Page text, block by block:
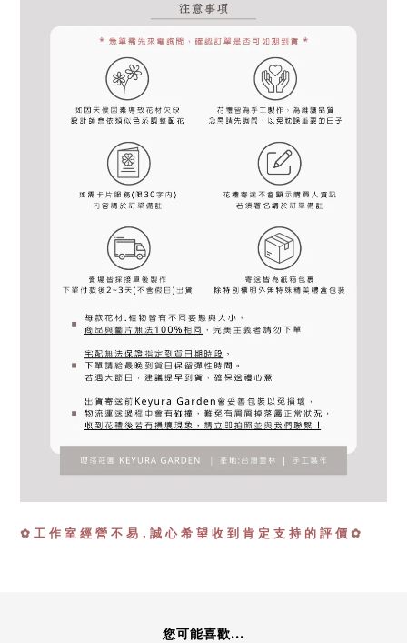
✿ 工 作 室 經 營 不 易，誠 心 希 望 收 到 肯 定 支 持 的 評 價 ✿
您可能喜歡...